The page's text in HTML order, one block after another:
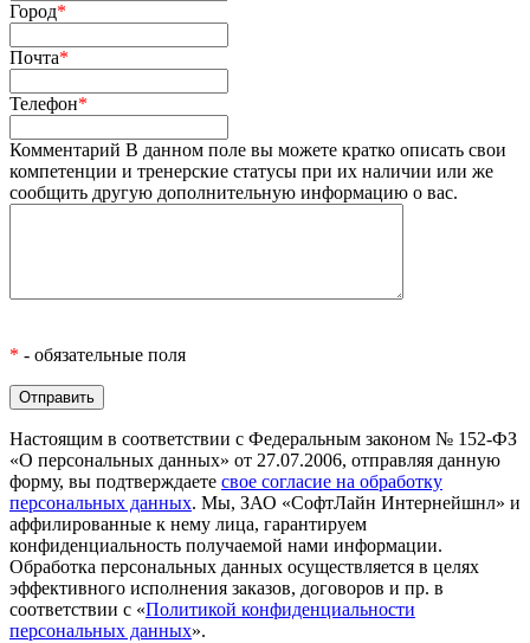
Город*
Почта*
Телефон*
Комментарий В данном поле вы можете кратко описать свои
компетенции и тренерские статусы при их наличии или же
сообщить другую дополнительную информацию о вас.
* - обязательные поля
Настоящим в соответствии с Федеральным законом № 152-ФЗ
«О персональных данных» от 27.07.2006, отправляя данную
форму, вы подтверждаете свое согласие на обработку
персональных данных. Мы, ЗАО «СофтЛайн Интернейшнл» и
аффилированные к нему лица, гарантируем
конфиденциальность получаемой нами информации.
Обработка персональных данных осуществляется в целях
эффективного исполнения заказов, договоров и пр. в
соответствии с «Политикой конфиденциальности
персональных данных».